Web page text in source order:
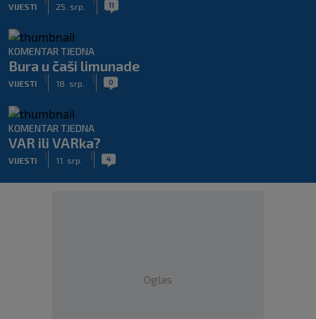
VIJESTI 25. srp. 11
KOMENTAR TJEDNA
Bura u čaši limunade
VIJESTI
|
18. srp.
| 0
KOMENTAR TJEDNA
VAR ili VARka?
VIJESTI
|
11. srp.
| 4
Oglas